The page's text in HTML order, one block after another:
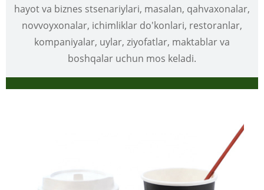
hayot va biznes stsenariylari, masalan, qahvaxonalar,
novvoyxonalar, ichimliklar do'konlari, restoranlar,
kompaniyalar, uylar, ziyofatlar, maktablar va
boshqalar uchun mos keladi.